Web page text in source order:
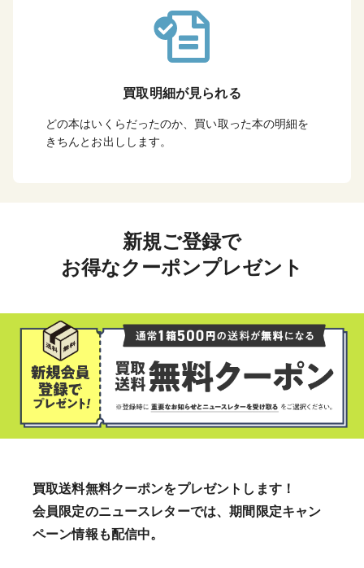
買取明細が見られる
どの本はいくらだったのか、買い取った本の明細を
きちんとお出しします。
新規ご登録で
お得なクーポンプレゼント
買取送料無料クーポンをプレゼントします！
会員限定のニュースレターでは、期間限定キャン
ペーン情報も配信中。